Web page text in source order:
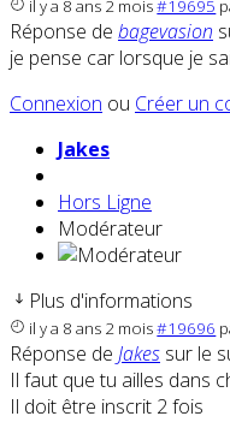
il y a 8 ans 2 mois#19695
Réponse de bagevasion
je pense car lorsque je
Connexion ou Créer un
Jakes
Hors Ligne
Modérateur
Plus d'informations
il y a 8 ans 2 mois#19696
Réponse de Jakes sur le
Il faut que tu ailles dans
Il doit être inscrit 2 fois